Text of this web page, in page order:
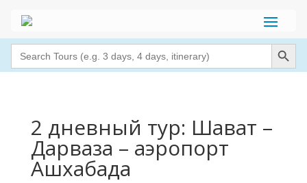
Search
for:
Search Button
2 дневный тур: Шават –
Дарваза – аэропорт
Ашхабада